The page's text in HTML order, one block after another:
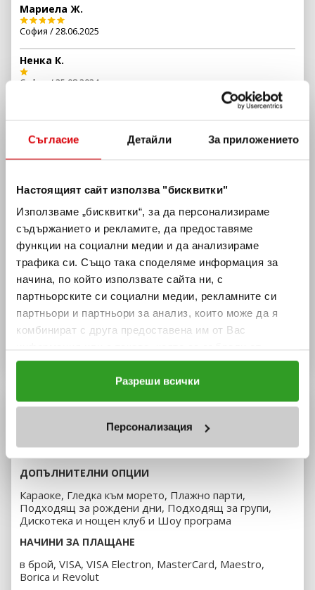
Съгласие Детайли За приложението
Настоящият сайт използва "бисквитки"
Използваме „бисквитки“, за да персонализираме
съдържанието и рекламите, да предоставяме
функции на социални медии и да анализираме
трафика си. Също така споделяме информация за
начина, по който използвате сайта ни, с
партньорските си социални медии, рекламните си
партньори и партньори за анализ, които може да я
комбинират с друга предоставена им от Вас
ползването от Ваша страна на услугите им.
За информация отностно Вашите права и за това как
Политика за бисквитки.
Разреши всички
Персонализация
Мариела Ж.
София / 28.06.2025
Ненка К.
София / 25.08.2024
Не получих маса с гледка към морето а получих
столчета с гледка към тоалетната, звъннаха за
друго и докато си взимахме питие от бара и тези места
Йоана Й.
София / 24.06.2023
Обстановката беше добра, но попаднахме на много куц
ДЖ… Не смени ритъма за два часа и хората бавно се
изнесоха. Добре, че следващият ни вдигна, че беше
обречено…
Даниела Т.
София / 30.07.2022
Детайли
ДОПЪЛНИТЕЛНА ИНФОРМАЦИЯ
УЕБСАЙТ МЕНЮ
ДОПЪЛНИТЕЛНИ ОПЦИИ
Караоке, Гледка към морето, Плажно парти,
Подходящ за рождени дни, Подходящ за групи,
Дискотека и нощен клуб и Шоу програма
НАЧИНИ ЗА ПЛАЩАНЕ
в брой, VISA, VISA Electron, MasterCard, Maestro,
Borica и Revolut